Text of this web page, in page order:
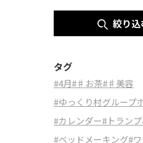
絞り
タグ
#4月#♯お茶#♯美容
#ゆっくり村グループ
#カレンダー#トランプ
#ベッドメーキング#